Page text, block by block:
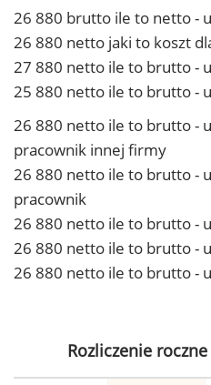
26 880 brutto ile to netto -
26 880 netto jaki to koszt
27 880 netto ile to brutto -
25 880 netto ile to brutto -
26 880 netto ile to brutto -
pracownik innej firmy
26 880 netto ile to brutto -
pracownik
26 880 netto ile to brutto -
26 880 netto ile to brutto -
26 880 netto ile to brutto -
Rozliczenie